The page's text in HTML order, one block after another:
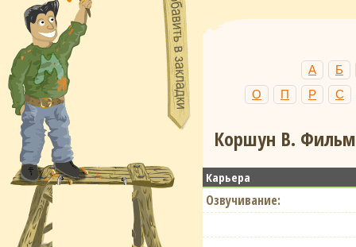
А
Б
О
П Р С
Коршун В.
Карьера
Озвучивание: